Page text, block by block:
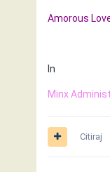
Amorous
In
Minx
Citiraj